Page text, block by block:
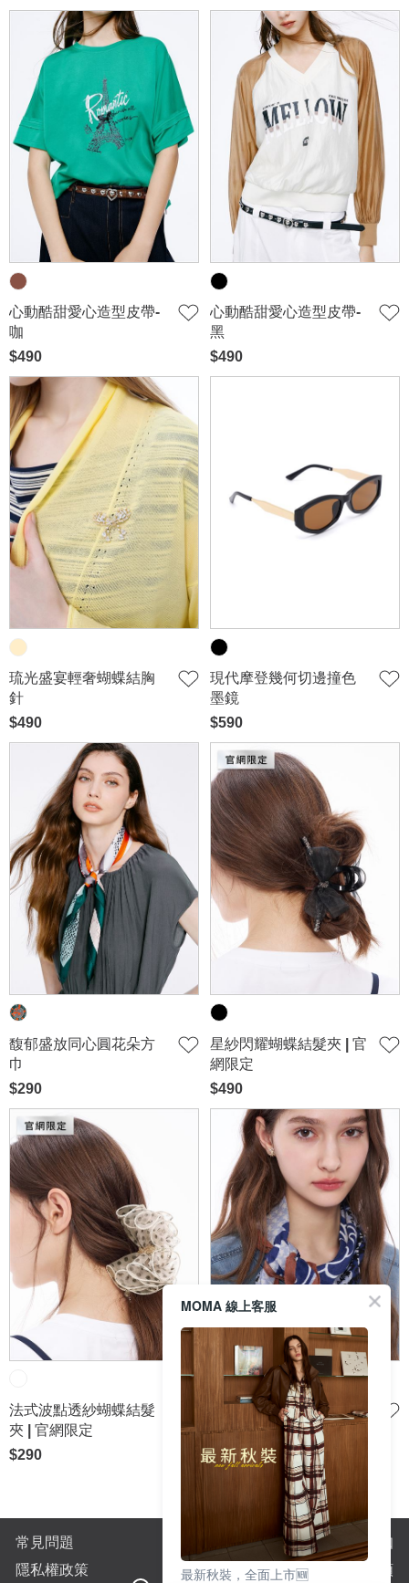
心動酷甜愛心造型皮帶-
咖
$490
心動酷甜愛心造型皮帶-
黑
$490
琉光盛宴輕奢蝴蝶結胸
針
$490
現代摩登幾何切邊撞色
墨鏡
$590
馥郁盛放同心圓花朵方
巾
$290
星紗閃耀蝴蝶結髮夾 | 官
網限定
$490
法式波點透紗蝴蝶結髮
夾 | 官網限定
$290
千鳥交織藍調玫瑰印花
方巾
$290
常見問題
購物須知
隱私權政策
全站商品分類
MOMA 線上客服
最新秋裝，全面上市🆕